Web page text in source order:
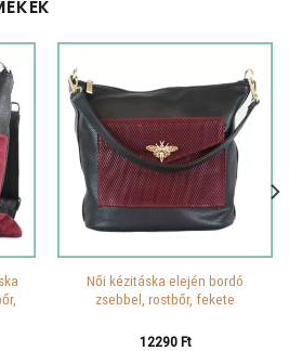
Női kézitáska elején bordó
zsebbel, rostbőr, fekete
12290Ft